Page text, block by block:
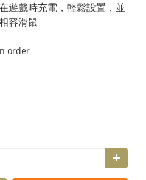
遊戲時充電，輕鬆設置，並
容滑鼠
order